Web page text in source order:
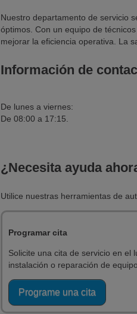
Nuestro departamento de servicio
óptimos. Con un equipo de
mejorar la eficiencia operativa. La
Información de
De lunes a viernes:
De 08:00 a 17:15.
¿Necesita ayuda
Utilice nuestras herramientas de
Programar cita
Solicite una cita de servicio en el
instalación o reparación de
Programe una cita